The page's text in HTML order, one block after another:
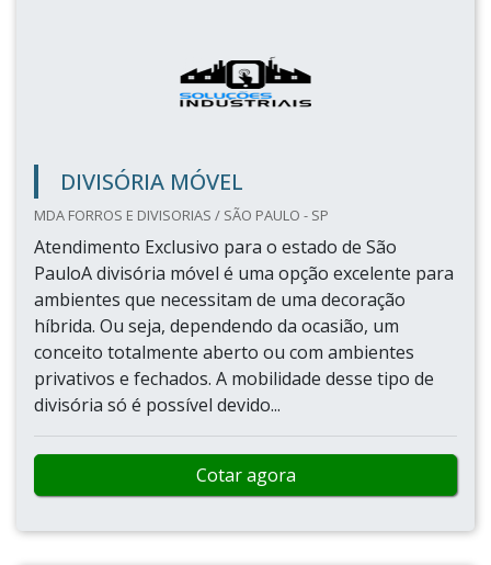
DIVISÓRIA MÓVEL
MDA FORROS E DIVISORIAS / SÃO PAULO - SP
Atendimento Exclusivo para o estado de São
PauloA divisória móvel é uma opção excelente para
ambientes que necessitam de uma decoração
híbrida. Ou seja, dependendo da ocasião, um
conceito totalmente aberto ou com ambientes
privativos e fechados. A mobilidade desse tipo de
divisória só é possível devido...
Cotar agora